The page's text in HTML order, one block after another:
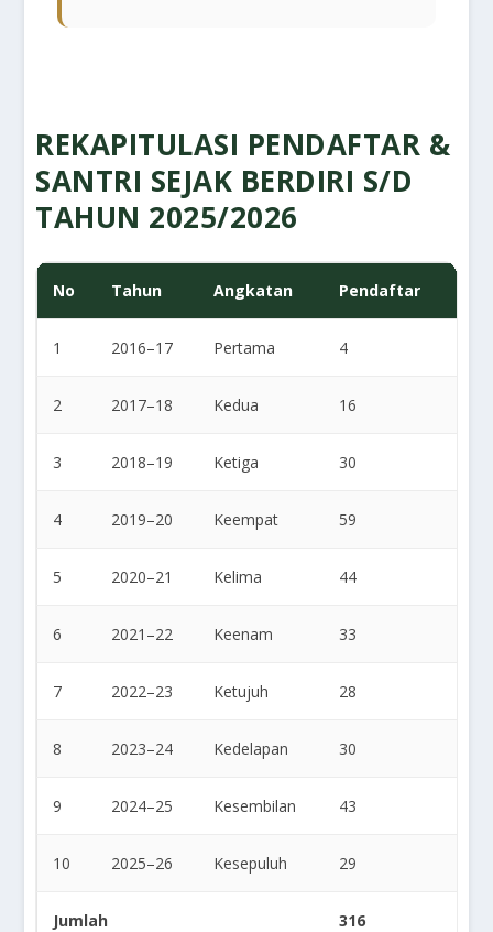
REKAPITULASI PENDAFTAR &
SANTRI SEJAK BERDIRI S/D
TAHUN 2025/2026
No Tahun Angkatan Pendaftar
1 2016–17 Pertama 4
2 2017–18 Kedua 16
3 2018–19 Ketiga 30
4 2019–20 Keempat 59
5 2020–21 Kelima 44
6 2021–22 Keenam 33
7 2022–23 Ketujuh 28
8 2023–24 Kedelapan 30
9 2024–25 Kesembilan 43
10 2025–26 Kesepuluh 29
Jumlah 316